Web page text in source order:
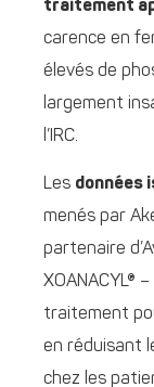
traitement
carence en
élevés de
largement
l’IRC.
Les données
menés par
partenaire
XOANACYL®
traitement
en réduisant
chez les